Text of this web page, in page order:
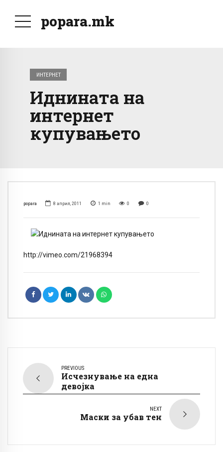
popara.mk
ИНТЕРНЕТ
Иднината на
интернет
купувањето
popara 8 април, 2011 1 min 0 0
http://vimeo.com/21968394
PREVIOUS
Исчезнување на една
девојка
NEXT
Маски за убав тен